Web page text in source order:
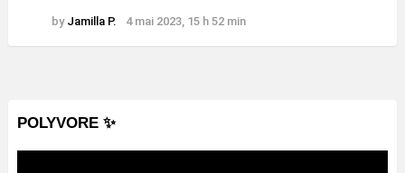
by Jamilla P. 4 mai 2023, 15 h 52 min
POLYVORE ✨